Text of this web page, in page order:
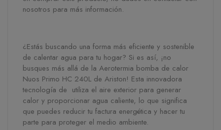
nosotros para más información.
¿Estás buscando una forma más eficiente y sostenible
de calentar agua para tu hogar? Si es así, ¡no
busques más allá de la Aerotermia bomba de calor
Nuos Primo HC 240L de Ariston! Esta innovadora
tecnología de utiliza el aire exterior para generar
calor y proporcionar agua caliente, lo que significa
que puedes reducir tu factura energética y hacer tu
parte para proteger el medio ambiente.